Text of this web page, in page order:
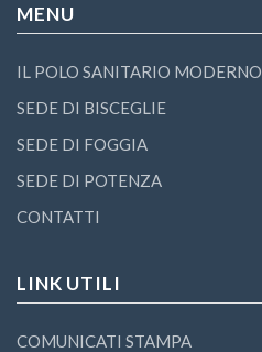
MENU
IL POLO SANITARIO MODERNO
SEDE DI BISCEGLIE
SEDE DI FOGGIA
SEDE DI POTENZA
CONTATTI
LINK UTILI
COMUNICATI STAMPA